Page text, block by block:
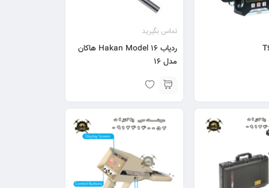
تماس بگیرید
ردیاب Hakan Model 16 هاکان
مدل 16